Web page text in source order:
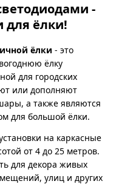
-
для ёлки!
ёлки - это
ёлку
для городских
или дополняют
а также являются
для большой ёлки.
на каркасные
от 4 до 25 метров.
для декора живых
улиц и других